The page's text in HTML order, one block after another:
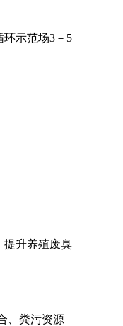
环示范场3 － 5
提升养殖废臭
、粪污资源